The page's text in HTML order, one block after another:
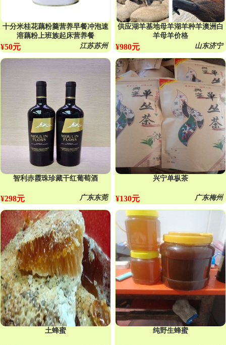
十分米桂花藕粉羹营养早餐冲泡速
溶藕粉上班族起床营养餐
江苏苏州
¥50元
供应湖羊基地母羊湖羊种羊澳洲白
羊母羊价格
山东济宁
¥980元
智利赤霞珠珍藏干红葡萄酒
广东东莞
¥298元
兴宁单枞茶
广东梅州
¥130元
土蜂蜜 纯野生蜂蜜